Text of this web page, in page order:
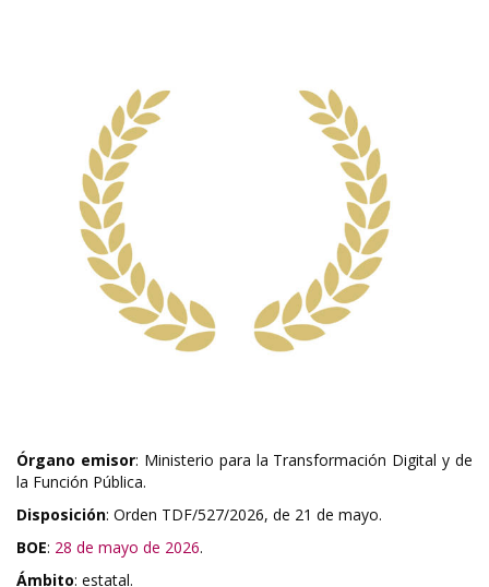
Órgano emisor: Ministerio para la Transformación Digital y de
la Función Pública.
Disposición: Orden TDF/527/2026, de 21 de mayo.
BOE: 28 de mayo de 2026.
Ámbito: estatal.